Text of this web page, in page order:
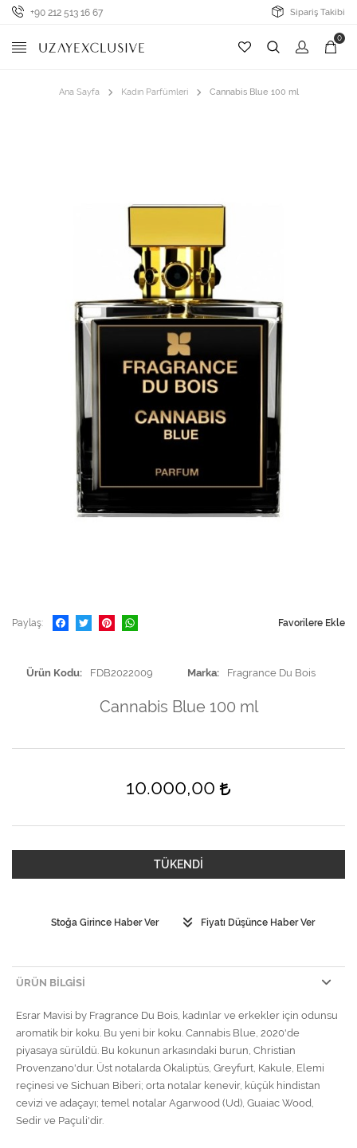
+90 212 513 16 67 Sipariş Takibi
0
Ana Sayfa Kadın Parfümleri Cannabis Blue 100 ml
Paylaş Favorilere Ekle
Ürün Kodu FDB2022009 Marka Fragrance Du Bois
Cannabis Blue 100 ml
10.000,00
TÜKENDİ
Stoğa Girince Haber Ver Fiyatı Düşünce Haber Ver
ÜRÜN BILGISI
Esrar Mavisi by Fragrance Du Bois, kadınlar ve erkekler için odunsu
aromatik bir koku. Bu yeni bir koku. Cannabis Blue, 2020'de
piyasaya sürüldü. Bu kokunun arkasındaki burun, Christian
Provenzano'dur. Üst notalarda Okaliptüs, Greyfurt, Kakule, Elemi
reçinesi ve Sichuan Biberi; orta notalar kenevir, küçük hindistan
cevizi ve adaçayı; temel notalar Agarwood (Ud), Guaiac Wood,
Sedir ve Paçuli'dir.